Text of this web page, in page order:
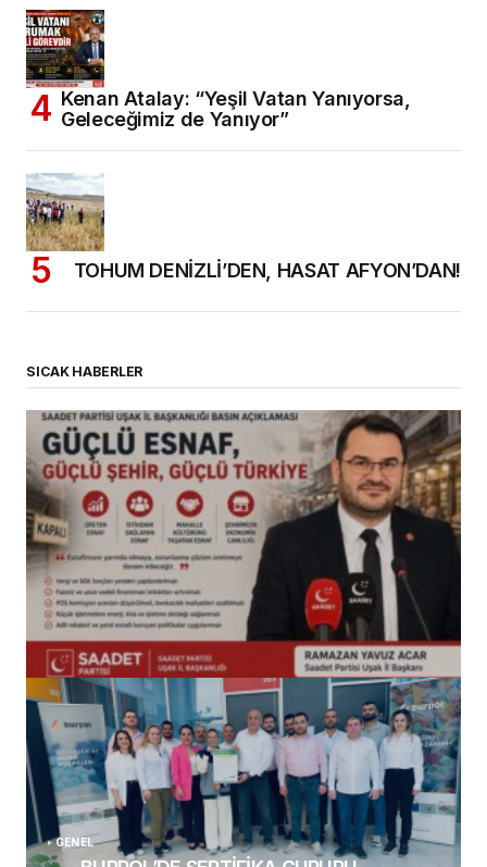
Kenan Atalay: “Yeşil Vatan Yanıyorsa,
Geleceğimiz de Yanıyor”
TOHUM DENİZLİ’DEN, HASAT AFYON’DAN!
SICAK HABERLER
(başlıksız)
Alaattin Karahan tarafından 14/07/2026
GENEL